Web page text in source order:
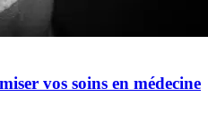
vos soins en médecine